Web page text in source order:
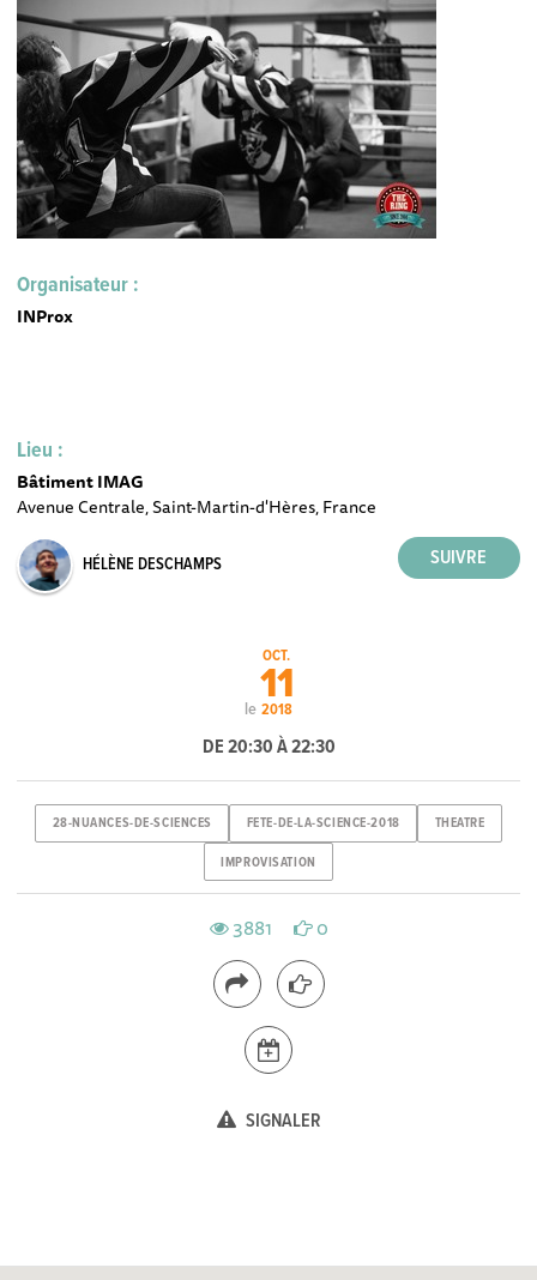
Organisateur :
INProx
Lieu :
Bâtiment IMAG
Avenue Centrale, Saint-Martin-d'Hères, France
HÉLÈNE DESCHAMPS
le
OCT.
11
2018
DE 20:30 À 22:30
28-NUANCES-DE-SCIENCES FETE-DE-LA-SCIENCE-2018 THEATRE
IMPROVISATION
3881 0
SIGNALER